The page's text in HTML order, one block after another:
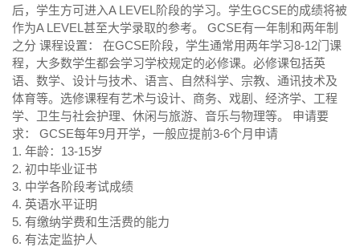
后，学生方可进入A LEVEL阶段的学习。学生GCSE的成绩将被
作为A LEVEL甚至大学录取的参考。 GCSE有一年制和两年制
之分 课程设置： 在GCSE阶段，学生通常用两年学习8-12门课
程，大多数学生都会学习学校规定的必修课。必修课包括英
语、数学、设计与技术、语言、自然科学、宗教、通讯技术及
体育等。选修课程有艺术与设计、商务、戏剧、经济学、工程
学、卫生与社会护理、休闲与旅游、音乐与物理等。 申请要
求： GCSE每年9月开学，一般应提前3-6个月申请
1. 年龄：13-15岁
2. 初中毕业证书
3. 中学各阶段考试成绩
4. 英语水平证明
5. 有缴纳学费和生活费的能力
6. 有法定监护人